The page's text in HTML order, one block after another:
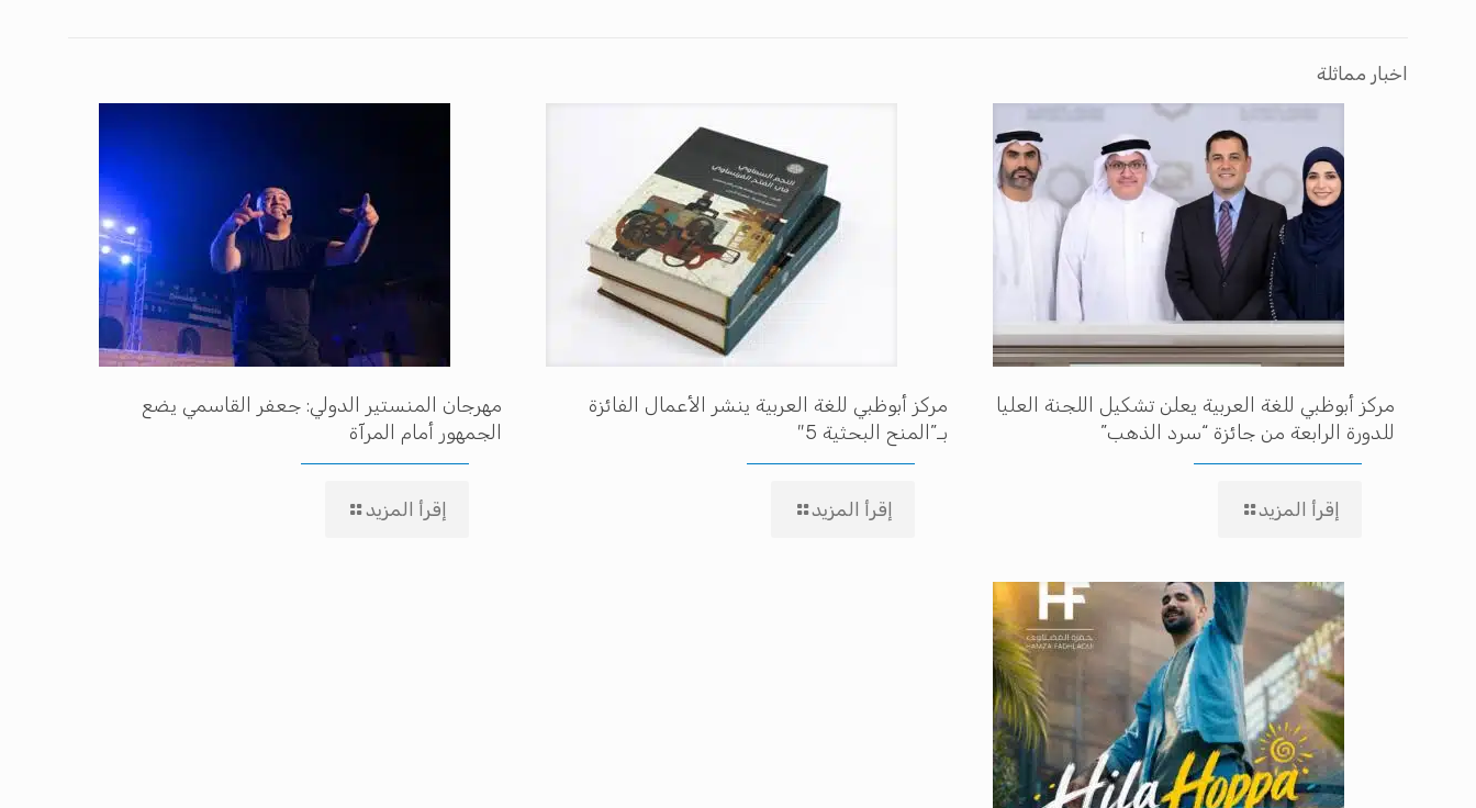
اخبار مماثلة
مركز أبوظبي للغة العربية يعلن تشكيل اللجنة العليا
للدورة الرابعة من جائزة “سرد الذهب”
إقرأ المزيد
مركز أبوظبي للغة العربية ينشر الأعمال الفائزة
بـ”المنح البحثية 5″
إقرأ المزيد
مهرجان المنستير الدولي: جعفر القاسمي يضع
الجمهور أمام المرآة
إقرأ المزيد